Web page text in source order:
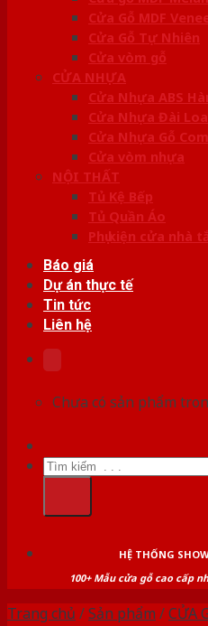
Cửa Gỗ MDF
Cửa Gỗ Tự Nhiên
Cửa vòm gỗ
CỬA NHỰA
Cửa Nhựa ABS
Cửa Nhựa Đài
Cửa Nhựa Gỗ
Cửa vòm nhựa
NỘI THẤT
Tủ Kệ Bếp
Tủ Quần Áo
Phụ kiện cửa nhà
Báo giá
Dự án thực tế
Tin tức
Liên hệ
Chưa có sản phẩm
Tìm
kiếm:
HỆ THỐNG
100+ Mẫu cửa gỗ cao cấp
Trang chủ /Sản phẩm /CỬA